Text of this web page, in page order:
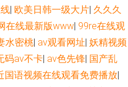
| 欧美日韩一级大片| 久久久
在线最新版www| 99re在线观
水密桃| av观看网址| 妖精视频
码av不卡| av色先锋| 国产乱
国语视频在线观看免费播放|